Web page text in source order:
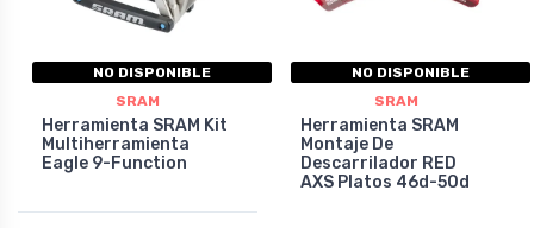
NO DISPONIBLE
SRAM
Herramienta SRAM Kit
Multiherramienta
Eagle 9-Function
NO DISPONIBLE
SRAM
Herramienta SRAM
Montaje De
Descarrilador RED
AXS Platos 46d-50d